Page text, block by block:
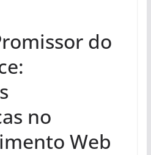
do
no
Web